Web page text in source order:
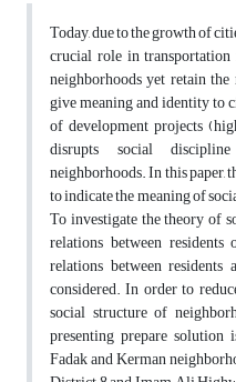
Today, due to the growth of
crucial role in
neighborhoods yet retain
give meaning and identity to
of development projects
disrupts social
neighborhoods. In this paper,
to indicate the meaning of
To investigate the theory of
relations between
relations between
considered. In order to
social structure of
presenting prepare
Fadak and Kerman